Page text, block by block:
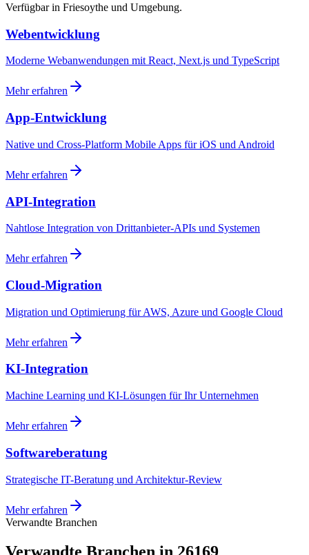
Verfügbar in Friesoythe und Umgebung.
Webentwicklung
Moderne Webanwendungen mit React, Next.js und TypeScript
Mehr erfahren
App-Entwicklung
Native und Cross-Platform Mobile Apps für iOS und Android
Mehr erfahren
API-Integration
Nahtlose Integration von Drittanbieter-APIs und Systemen
Mehr erfahren
Cloud-Migration
Migration und Optimierung für AWS, Azure und Google Cloud
Mehr erfahren
KI-Integration
Machine Learning und KI-Lösungen für Ihr Unternehmen
Mehr erfahren
Softwareberatung
Strategische IT-Beratung und Architektur-Review
Mehr erfahren
Verwandte Branchen
Verwandte Branchen in 26169